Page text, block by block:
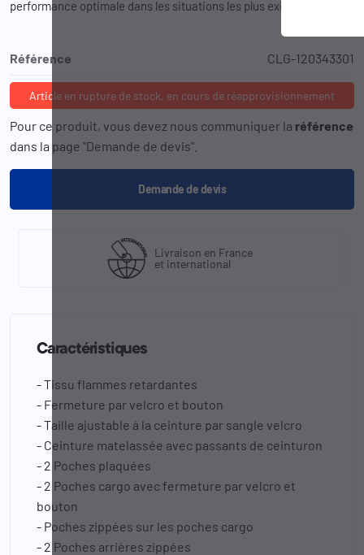
performance optimale dans les situations les plus exigeantes.
Référence CLG-120343301
Article en rupture de stock, en cours de réapprovisionnement
Pour ce produit, vous devez nous communiquer la référence
dans la page "Demande de devis".
Demande de devis
Livraison en France
et international
Caractéristiques
- Tissu flammes retardantes
- Fermeture par velcro et bouton
- Taille ajustable à la ceinture par sangle velcro
- Ceinture matelassée avec passants de ceinturon
- 2 Poches plaquées
- 2 Poches cargo avec fermeture par velcro et
bouton
- Poches zippées sur les poches cargo
- 2 Poches arrières zippées